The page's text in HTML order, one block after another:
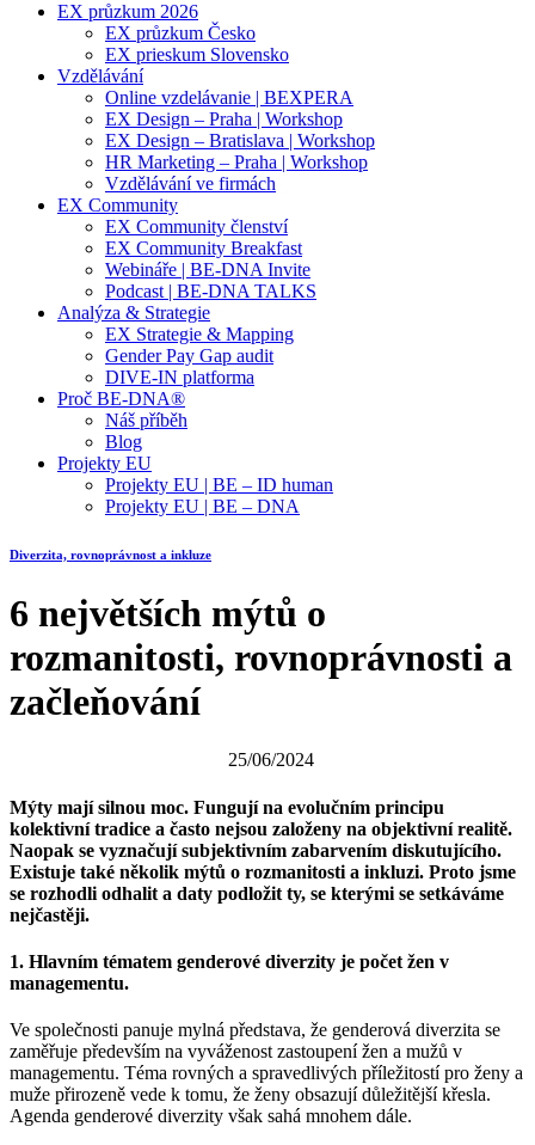
EX průzkum 2026
EX průzkum Česko
EX prieskum Slovensko
Vzdělávání
Online vzdelávanie | BEXPERA
EX Design – Praha | Workshop
EX Design – Bratislava | Workshop
HR Marketing – Praha | Workshop
Vzdělávání ve firmách
EX Community
EX Community členství
EX Community Breakfast
Webináře | BE-DNA Invite
Podcast | BE-DNA TALKS
Analýza & Strategie
EX Strategie & Mapping
Gender Pay Gap audit
DIVE-IN platforma
Proč BE-DNA®
Náš příběh
Blog
Projekty EU
Projekty EU | BE – ID human
Projekty EU | BE – DNA
Diverzita, rovnoprávnost a inkluze
6 největších mýtů o
rozmanitosti, rovnoprávnosti a
začleňování
25/06/2024
Mýty mají silnou moc. Fungují na evolučním principu
kolektivní tradice a často nejsou založeny na objektivní realitě.
Naopak se vyznačují subjektivním zabarvením diskutujícího.
Existuje také několik mýtů o rozmanitosti a inkluzi. Proto jsme
se rozhodli odhalit a daty podložit ty, se kterými se setkáváme
nejčastěji.
1. Hlavním tématem genderové diverzity je počet žen v
managementu.
Ve společnosti panuje mylná představa, že genderová diverzita se
zaměřuje především na vyváženost zastoupení žen a mužů v
managementu. Téma rovných a spravedlivých příležitostí pro ženy a
muže přirozeně vede k tomu, že ženy obsazují důležitější křesla.
Agenda genderové diverzity však sahá mnohem dále.